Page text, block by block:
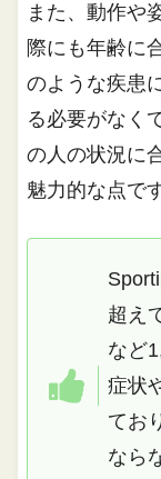
また、動作や
際にも年齢に
のような疾患
る必要がなく
の人の状況に
魅力的な点で
超え
など
症状
てお
なら